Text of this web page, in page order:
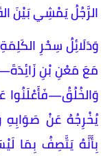
الرَّجُلُ يَمْشِي بَيْنَ
​وَدَلَائِلُ سِحْرِ
مَعَ مَعْنِ بْنِ
يُخْرِجُهُ عَنْ صَوَابِهِ
بِأَنَّهُ يَتَّصِفُ بِمَا